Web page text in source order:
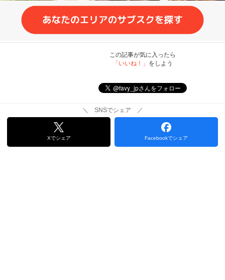
この記事が気に入ったら
「いいね！」 をしよう
＼ SNSでシェア ／
Xでシェア Facebookでシェア